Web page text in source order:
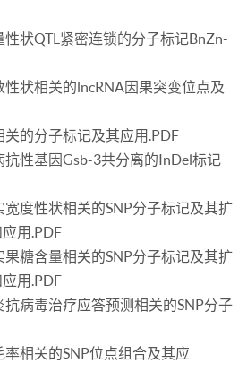
状QTL紧密连锁的分子标记BnZn-
状相关的lncRNA因果突变位点及
的分子标记及其应用.PDF
抗性基因Gsb-3共分离的InDel标记
度性状相关的SNP分子标记及其扩
用.PDF
糖含量相关的SNP分子标记及其扩
用.PDF
病毒治疗应答预测相关的SNP分子
相关的SNP位点组合及其应